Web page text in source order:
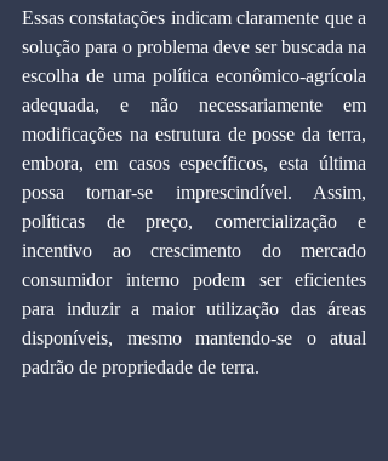
Essas constatações indicam claramente que a
solução para o problema deve ser buscada na
escolha de uma política econômico-agrícola
adequada, e não necessariamente em
modificações na estrutura de posse da terra,
embora, em casos específicos, esta última
possa tornar-se imprescindível. Assim,
políticas de preço, comercialização e
incentivo ao crescimento do mercado
consumidor interno podem ser eficientes
para induzir a maior utilização das áreas
disponíveis, mesmo mantendo-se o atual
padrão de propriedade de terra.